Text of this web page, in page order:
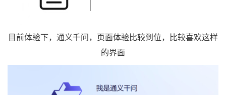
目前体验下，通义千问，页面体验比较到位，比较喜欢这样
的界面